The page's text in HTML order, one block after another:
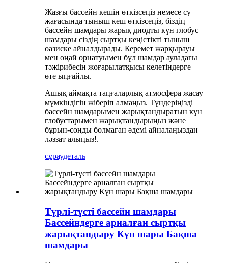
Жазғы бассейн кешін өткізсеңіз немесе су
жағасында тыныш кеш өткізсеңіз, біздің
бассейн шамдары жарық диодты күн глобус
шамдары сіздің сыртқы кеңістікті тыныш
оазиске айналдырады. Керемет жарқырауы
мен оңай орнатуымен бұл шамдар ауладағы
тәжірибесін жоғарылатқысы келетіндерге
өте ыңғайлы.
Ашық аймақта таңғаларлық атмосфера жасау
мүмкіндігін жіберіп алмаңыз. Түндеріңізді
бассейн шамдарымен жарықтандыратын күн
глобустарымен жарықтандырыңыз және
бұрын-соңды болмаған әдемі айналаңыздан
ләззат алыңыз!.
сұраудеталь
Түрлі-түсті бассейн шамдары
Бассейндерге арналған сыртқы
жарықтандыру Күн шары Бақша
шамдары